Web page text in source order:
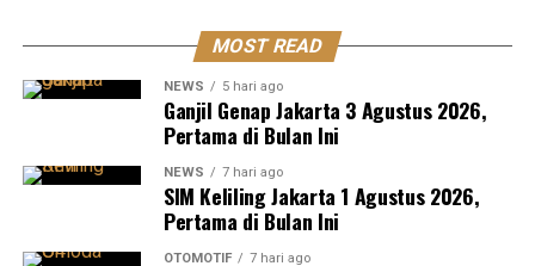
MOST READ
NEWS 5 hari ago
Ganjil Genap Jakarta 3 Agustus 2026,
Pertama di Bulan Ini
NEWS 7 hari ago
SIM Keliling Jakarta 1 Agustus 2026,
Pertama di Bulan Ini
OTOMOTIF 7 hari ago